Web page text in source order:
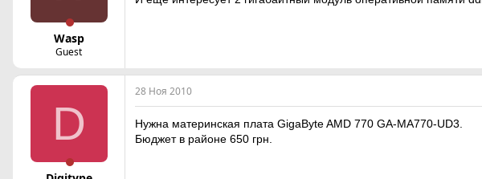
Wasp
Guest
D
28 Ноя 2010
Нужна материнская плата GigaByte AMD 770 GA-MA770-UD3.
Бюджет в районе 650 грн.